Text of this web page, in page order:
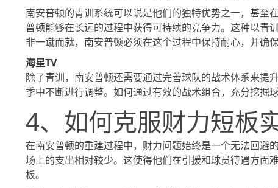
南安普顿的青训系统可以说是他们的独特优势之一，甚至
普顿能够在长远的过程中获得可持续的竞争力。这种以青
非一蹴而就，南安普顿必须在这个过程中保持耐心，并确
海星TV
除了青训，南安普顿还需要通过完善球队的战术体系来提
季中不断进行调整。如何通过有效的战术组合，充分挖掘
4、如何克服财力短板
在南安普顿的重建过程中，财力问题始终是一个无法回避
场上的支出相对较少。这使得他们在引援和球员待遇方面
板。